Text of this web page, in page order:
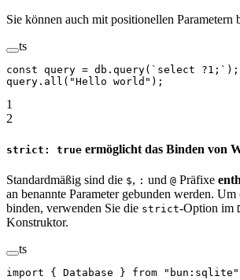
Sie können auch mit positionellen Parametern
ts
const query = db. query( `select ?1;` );
query. all ( "Hello world" );
1
2
strict: true ermöglicht das Binden von
Standardmäßig sind die $, : und @ Präfixe
an benannte Parameter gebunden werden.
binden, verwenden Sie die strict-Option im
Konstruktor.
ts
import { Database } from "bun:sqlite"